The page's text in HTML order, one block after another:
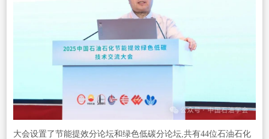
大会设置了节能提效分论坛和绿色低碳分论坛,共有44位石油石化